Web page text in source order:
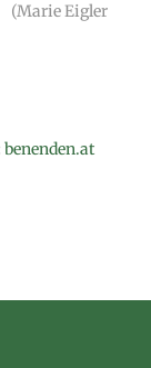
(Marie Eigler
benenden.at